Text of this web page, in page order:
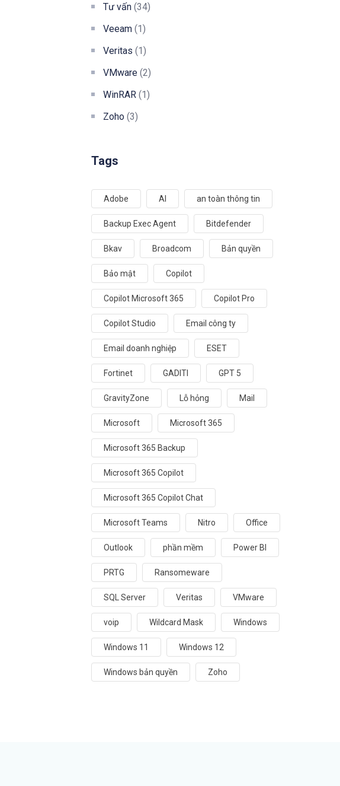
Tư vấn (34)
Veeam (1)
Veritas (1)
VMware (2)
WinRAR (1)
Zoho (3)
Tags
Adobe AI an toàn thông tin
Backup Exec Agent Bitdefender
Bkav Broadcom Bản quyền
Bảo mật Copilot
Copilot Microsoft 365 Copilot Pro
Copilot Studio Email công ty
Email doanh nghiệp ESET
Fortinet GADITI GPT 5
GravityZone Lỗ hỏng Mail
Microsoft Microsoft 365
Microsoft 365 Backup
Microsoft 365 Copilot
Microsoft 365 Copilot Chat
Microsoft Teams Nitro Office
Outlook phần mềm Power BI
PRTG Ransomeware
SQL Server Veritas VMware
voip Wildcard Mask Windows
Windows 11 Windows 12
Windows bản quyền Zoho